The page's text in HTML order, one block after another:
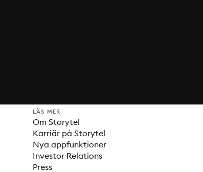
LÄS MER
Om Storytel
Karriär på Storytel
Nya appfunktioner
Investor Relations
Press